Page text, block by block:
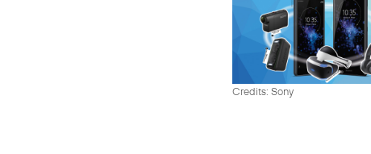
Credits: Sony